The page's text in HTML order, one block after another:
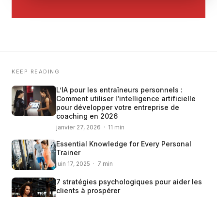
KEEP READING
L’IA pour les entraîneurs personnels :
Comment utiliser l’intelligence artificielle
pour développer votre entreprise de
coaching en 2026
janvier 27, 2026 · 11 min
Essential Knowledge for Every Personal
Trainer
juin 17, 2025 · 7 min
7 stratégies psychologiques pour aider les
clients à prospérer